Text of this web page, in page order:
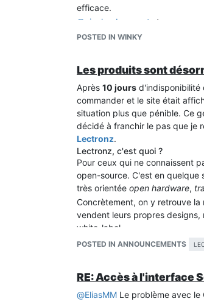
efficace.
@
nicolas-bernaerts
tu as vu,
WiFi, ça c'est canon !!!
POSTED IN WINKY
Les produits sont
Après 10 jours d'indisponibilité
commander et le site était
situation plus que pénible. Ce
décidé à franchir le pas que je
Lectronz.
Lectronz, c'est quoi ?
Pour ceux qui ne connaissent
open-source. C'est en quelque
très orientée open hardware,
Concrètement, on y retrouve
vendent leurs propres
white-label.
Pourquoi Lectronz, et pourquoi
1. Une plateforme européenne
pas mal de choses :
POSTED IN ANNOUNCEMENTS
RE: Accès à l'interface
@EliasMM Le problème avec